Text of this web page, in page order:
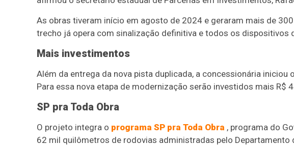
As obras tiveram início em agosto de 2024 e geraram mais de
trecho já opera com sinalização definitiva e todos os dispositivos
Mais investimentos
Além da entrega da nova pista duplicada, a concessionária
Para essa nova etapa de modernização serão investidos mais R$
SP pra Toda Obra
O projeto integra o programa SP pra Toda Obra , programa do
62 mil quilômetros de rodovias administradas pelo Departamento